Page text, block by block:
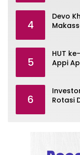
4
Devo
5
HUT
Appi
6
Rotasi